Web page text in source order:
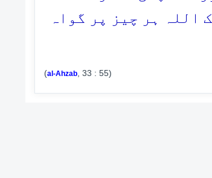
اللہ ہر چیز پر گواہ
(al-Ahzab, 33 : 55)